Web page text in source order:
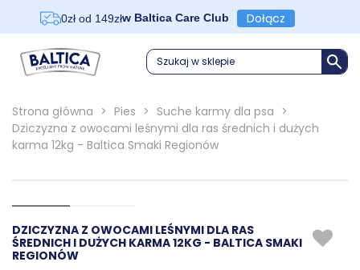
0zł od 149złw Baltica Care Club Dołącz
Szukaj w sklepie
Strona główna > Pies > Suche karmy dla psa >
Dziczyzna z owocami leśnymi dla ras średnich i dużych
karma 12kg - Baltica Smaki Regionów
DZICZYZNA Z OWOCAMI LEŚNYMI DLA RAS
ŚREDNICH I DUŻYCH KARMA 12KG - BALTICA SMAKI
REGIONÓW